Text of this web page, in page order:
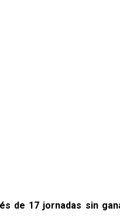
de 17 jornadas sin